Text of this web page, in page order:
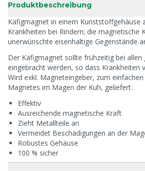
Produktbeschreibung
Käfigmagnet in einem Kunststoffgehäuse
Krankheiten bei Rindern; die magnetische
unerwünschte eisenhaltige Gegenstände
Der Käfigmagnet sollte frühzeitig bei allen
eingebracht werden, so dass Krankheiten
Wird exkl. Magneteingeber, zum
Magnetes im Magen der Kuh, geliefert.
Effektiv
Ausreichende magnetische Kraft
Zieht Metallteile an
Vermeidet Beschädigungen an der
Robustes Gehäuse
100 % sicher